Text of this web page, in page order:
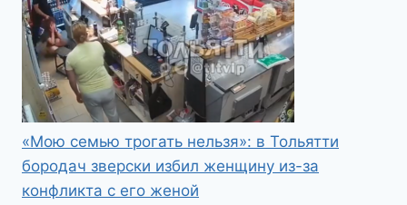
«Мою семью трогать нельзя»: в Тольятти
бородач зверски избил женщину из-за
конфликта с его женой